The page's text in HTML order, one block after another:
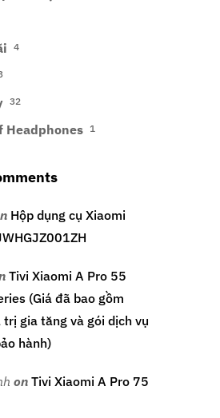
4
32
Headphones 1
Hộp dụng cụ Xiaomi
Tivi Xiaomi A Pro 55
(Giá đã bao gồm
trị gia tăng và gói dịch vụ
hành)
on Tivi Xiaomi A Pro 75